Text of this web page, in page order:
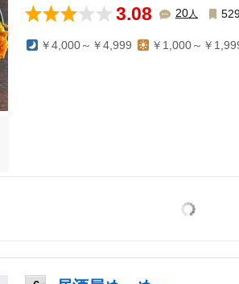
3.08 20人
￥4,000～￥4,999 ￥1,000～￥